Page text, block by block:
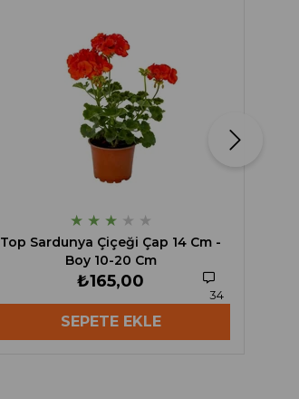
★ ★ ★ ★ ★
Top Sardunya Çiçeği Çap 14 Cm -
Boy 10-20 Cm
34
₺165,00
SEPETE EKLE